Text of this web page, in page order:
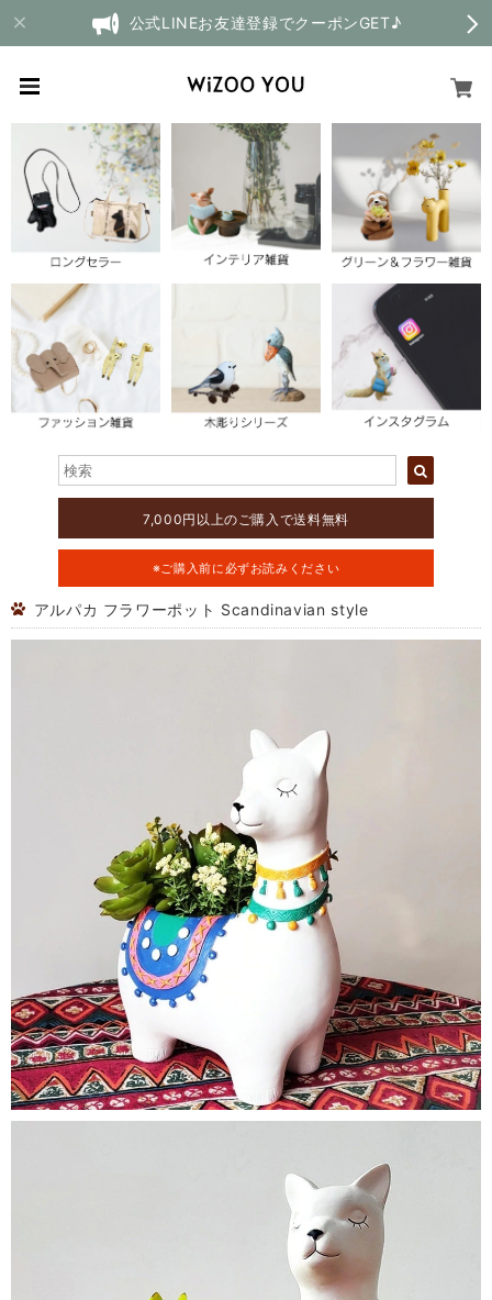
公式LINEお友達登録でクーポンGET♪
7,000円以上のご購入で送料無料
※ご購入前に必ずお読みください
アルパカ フラワーポット Scandinavian style